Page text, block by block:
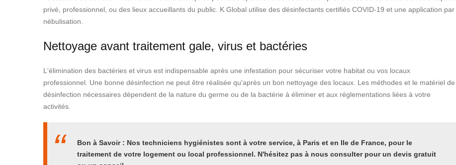
privé, professionnel, ou des lieux accueillants du public. K Global utilise des désinfectants certifiés COVID-19 et une application par
nébulisation.
Nettoyage avant traitement gale, virus et bactéries
L'élimination des bactéries et virus est indispensable après une infestation pour sécuriser votre habitat ou vos locaux
professionnel. Une bonne désinfection ne peut être réalisée qu'après un bon nettoyage des locaux. Les méthodes et le matériel de
désinfection nécessaires dépendent de la nature du germe ou de la bactérie à éliminer et aux réglementations liées à votre
activités.
Bon à Savoir : Nos techniciens hygiénistes sont à votre service, à Paris et en Ile de France, pour le
traitement de votre logement ou local professionnel. N'hésitez pas à nous consulter pour un devis gratuit